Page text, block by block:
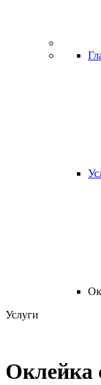
Услуги
Оклейка